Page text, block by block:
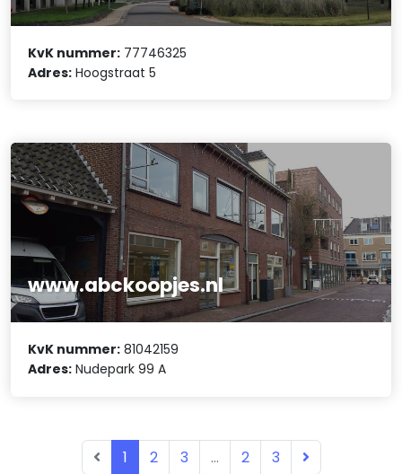
KvK nummer: 77746325
Adres: Hoogstraat 5
www.abckoopjes.nl
KvK nummer: 81042159
Adres: Nudepark 99 A
1 2 3 ... 2 3